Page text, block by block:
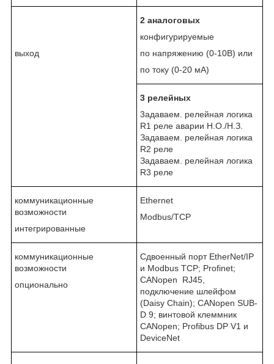
выход
2 аналоговых
конфигурируемые
по напряжению (0-10В) или
по току (0-20 мА)
3 релейных
3адаваем. релейная логика
R1 реле аварии Н.О./Н.З.
Задаваем. релейная логика
R2 реле
Задаваем. релейная логика
R3 реле
коммуникационные
возможности
интегрированные
Ethernet
Modbus/TCP
коммуникационные
возможности
опционально
Сдвоенный порт EtherNet/IP
и Modbus TCP; Profinet;
CANopen RJ45,
подключение шлейфом
(Daisy Chain); CANopen SUB-
D 9; винтовой клеммник
CANopen; Profibus DP V1 и
DeviceNet